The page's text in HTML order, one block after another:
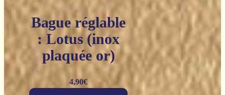
Bague réglable
: Lotus (inox
plaquée or)
4,90€